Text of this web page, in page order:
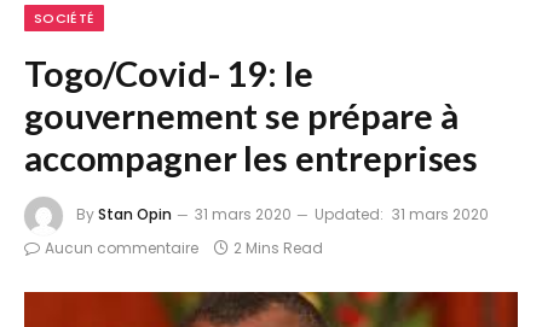
SOCIÉTÉ
Togo/Covid- 19: le
gouvernement se prépare à
accompagner les entreprises
ByStan Opin 31 mars 2020 Updated: 31 mars 2020
Aucun commentaire
2 Mins Read